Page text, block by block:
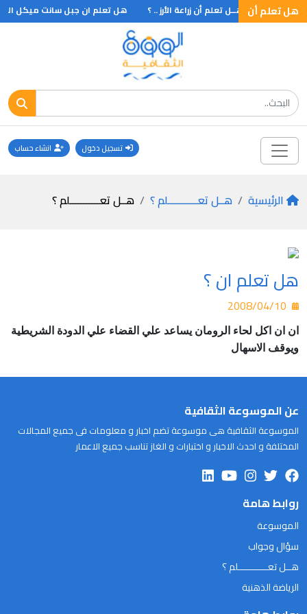
هل تعلم أن
علماء هــل تعلم أن زراعة الأرز .. ؟ هل تعلم ان جبل سانت ميكل
تسجيل دخول انشاء حساب
الرئيسية هــل تعـــــــــــلم ؟ هــل تعـــــــــــلم ؟
هل تعلم ان ؟
ان ان اكل لحاء الرومان يساعد علي القضاء علي الدودة الشريطية
ويوقف الاسهال
عن الموسوعة الثقافية
الموسوعة الثقافية هى موسوعة تضم اخبار و معلومات فى جميع المجالات
المختلفة و احدث الاخبار و اختبارات و الغاز تناسب جميع الاعمار
روابط هامة
الموسوعة
سؤال وجواب
هــل تعـــــــــــلم ؟
الرياضة الذهنية